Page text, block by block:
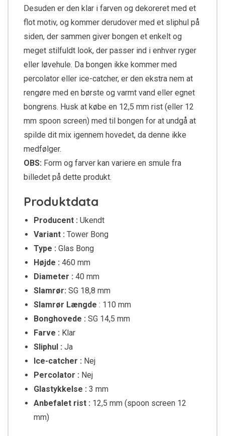
Desuden er den klar i farven og dekoreret med et
flot motiv, og kommer derudover med et sliphul på
siden, der sammen giver bongen et enkelt og
meget stilfuldt look, der passer ind i enhver ryger
eller løvehule. Da bongen ikke kommer med
percolator eller ice-catcher, er den ekstra nem at
rengøre med en børste og varmt vand eller egnet
bongrens. Husk at købe en 12,5 mm rist (eller 12
mm spoon screen) med til bongen for at undgå at
spilde dit mix igennem hovedet, da denne ikke
medfølger.
OBS: Form og farver kan variere en smule fra
billedet på dette produkt.
Produktdata
Producent : Ukendt
Variant : Tower Bong
Type : Glas Bong
Højde : 460 mm
Diameter : 40 mm
Slamrør: SG 18,8 mm
Slamrør Længde : 110 mm
Bonghovede : SG 14,5 mm
Farve : Klar
Sliphul : Ja
Ice-catcher : Nej
Percolator : Nej
Glastykkelse : 3 mm
Anbefalet rist : 12,5 mm (spoon screen 12
mm)